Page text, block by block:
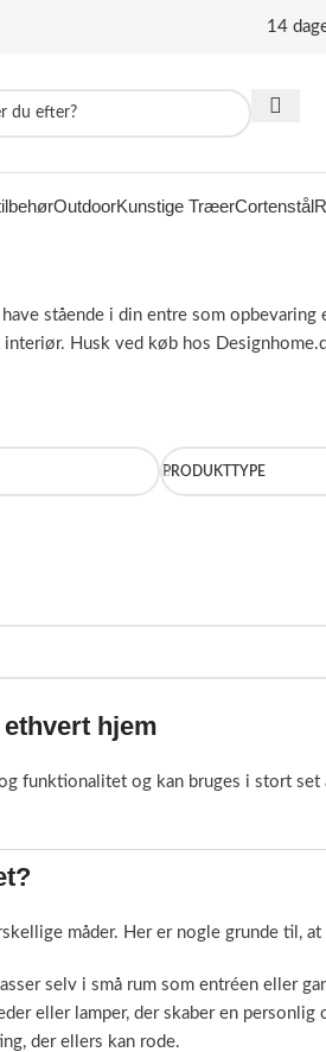
14
OutdoorKunstige TræerCortenstål
stående i din entre som
Husk ved køb hos
PRODUKTTYPE
hjem
funktionalitet og kan bruges i stort
måder. Her er nogle grunde til,
selv i små rum som entréen eller
eller lamper, der skaber en personlig
der ellers kan rode.